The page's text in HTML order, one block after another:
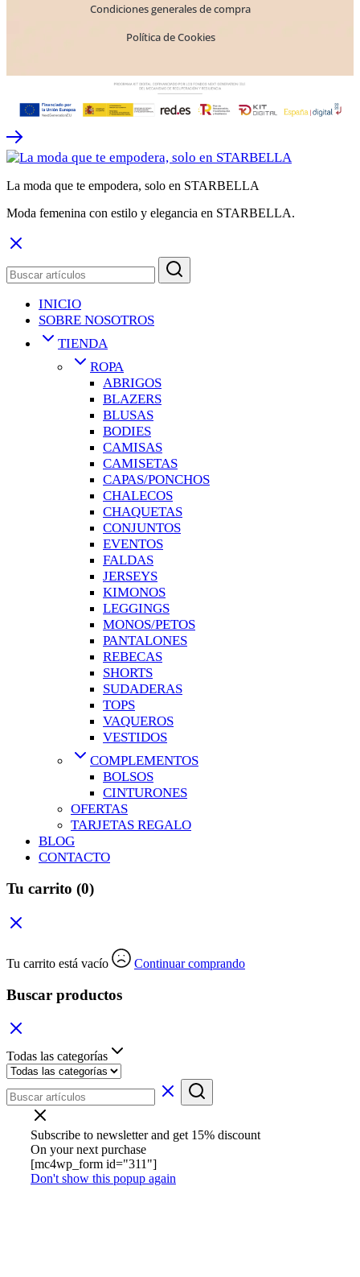
Condiciones generales de compra
Política de Cookies
La moda que te empodera, solo en STARBELLA
Moda femenina con estilo y elegancia en STARBELLA.
INICIO
SOBRE NOSOTROS
TIENDA
ROPA
ABRIGOS
BLAZERS
BLUSAS
BODIES
CAMISAS
CAMISETAS
CAPAS/PONCHOS
CHALECOS
CHAQUETAS
CONJUNTOS
EVENTOS
FALDAS
JERSEYS
KIMONOS
LEGGINGS
MONOS/PETOS
PANTALONES
REBECAS
SHORTS
SUDADERAS
TOPS
VAQUEROS
VESTIDOS
COMPLEMENTOS
BOLSOS
CINTURONES
OFERTAS
TARJETAS REGALO
BLOG
CONTACTO
Tu carrito (0)
Tu carrito está vacío Continuar comprando
Buscar productos
Todas las categorías
Subscribe to newsletter and get 15% discount
On your next purchase
[mc4wp_form id="311"]
Don't show this popup again